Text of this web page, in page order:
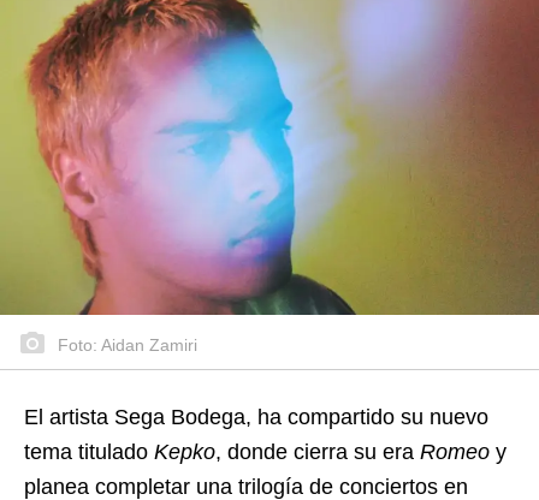
Foto: Aidan Zamiri
El artista Sega Bodega, ha compartido su nuevo
tema titulado Kepko, donde cierra su era Romeo y
planea completar una trilogía de conciertos en